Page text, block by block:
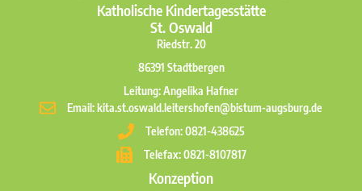
Katholische Kindertagesstätte
St. Oswald
Riedstr. 20
86391 Stadtbergen
Leitung: Angelika Hafner
Email: kita.st.oswald.leitershofen@bistum-augsburg.de
Telefon: 0821-438625
Telefax: 0821-8107817
Konzeption